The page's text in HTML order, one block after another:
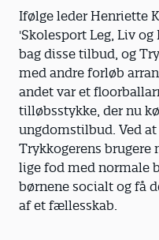
Ifølge leder Henriette
'Skolesport Leg, Liv
bag disse tilbud, og
med andre forløb
andet var et
tilløbsstykke, der nu
ungdomstilbud. Ved
Trykkogerens brugere
lige fod med normale
børnene socialt og få
af et fællesskab.